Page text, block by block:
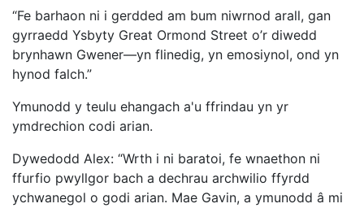
“Fe barhaon ni i gerdded am bum niwrnod arall, gan
gyrraedd Ysbyty Great Ormond Street o’r diwedd
brynhawn Gwener—yn flinedig, yn emosiynol, ond yn
hynod falch.”
Ymunodd y teulu ehangach a'u ffrindau yn yr
ymdrechion codi arian.
Dywedodd Alex: “Wrth i ni baratoi, fe wnaethon ni
ffurfio pwyllgor bach a dechrau archwilio ffyrdd
ychwanegol o godi arian. Mae Gavin, a ymunodd â mi